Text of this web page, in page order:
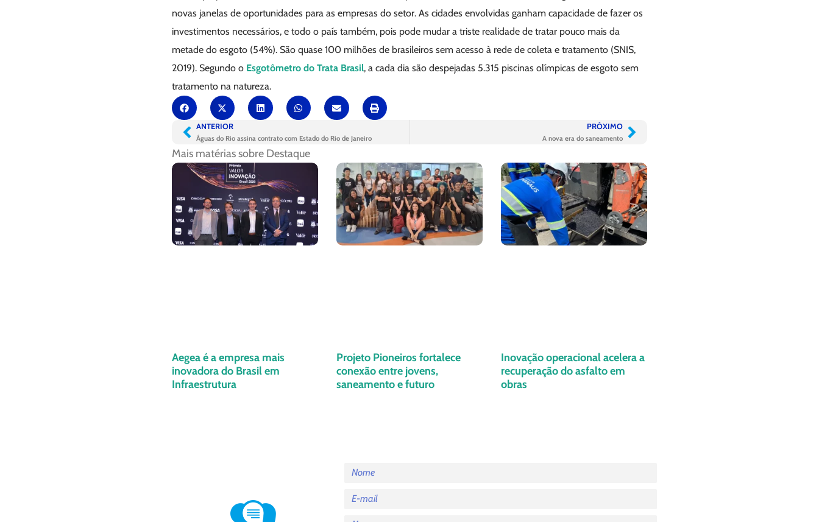
novas janelas de oportunidades para as empresas do setor. As cidades envolvidas ganham capacidade de fazer os
investimentos necessários, e todo o país também, pois pode mudar a triste realidade de tratar pouco mais da
metade do esgoto (54%). São quase 100 milhões de brasileiros sem acesso à rede de coleta e tratamento (SNIS,
2019). Segundo o Esgotômetro do Trata Brasil, a cada dia são despejadas 5.315 piscinas olímpicas de esgoto sem
tratamento na natureza.
ANTERIOR
Águas do Rio assina contrato com Estado do Rio de Janeiro
PRÓXIMO
A nova era do saneamento
Mais matérias sobre Destaque
Aegea é a empresa mais
inovadora do Brasil em
Infraestrutura
Projeto Pioneiros fortalece
conexão entre jovens,
saneamento e futuro
Inovação operacional acelera a
recuperação do asfalto em
obras